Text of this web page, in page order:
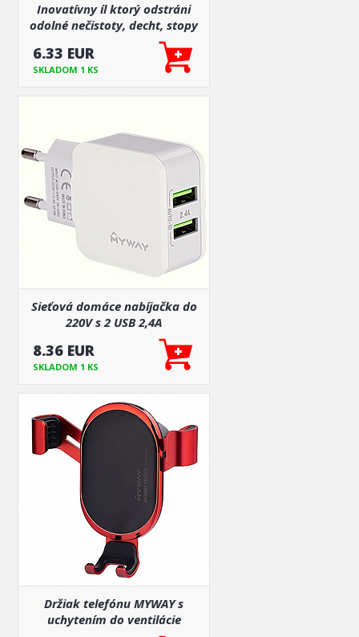
Inovatívny íl ktorý odstráni
odolné nečistoty, decht, stopy
hmyzu aj organické znečistenie
6.33 EUR
SKLADOM 1 KS
Sieťová domáce nabíjačka do
220V s 2 USB 2,4A
8.36 EUR
SKLADOM 1 KS
Držiak telefónu MYWAY s
uchytením do ventilácie